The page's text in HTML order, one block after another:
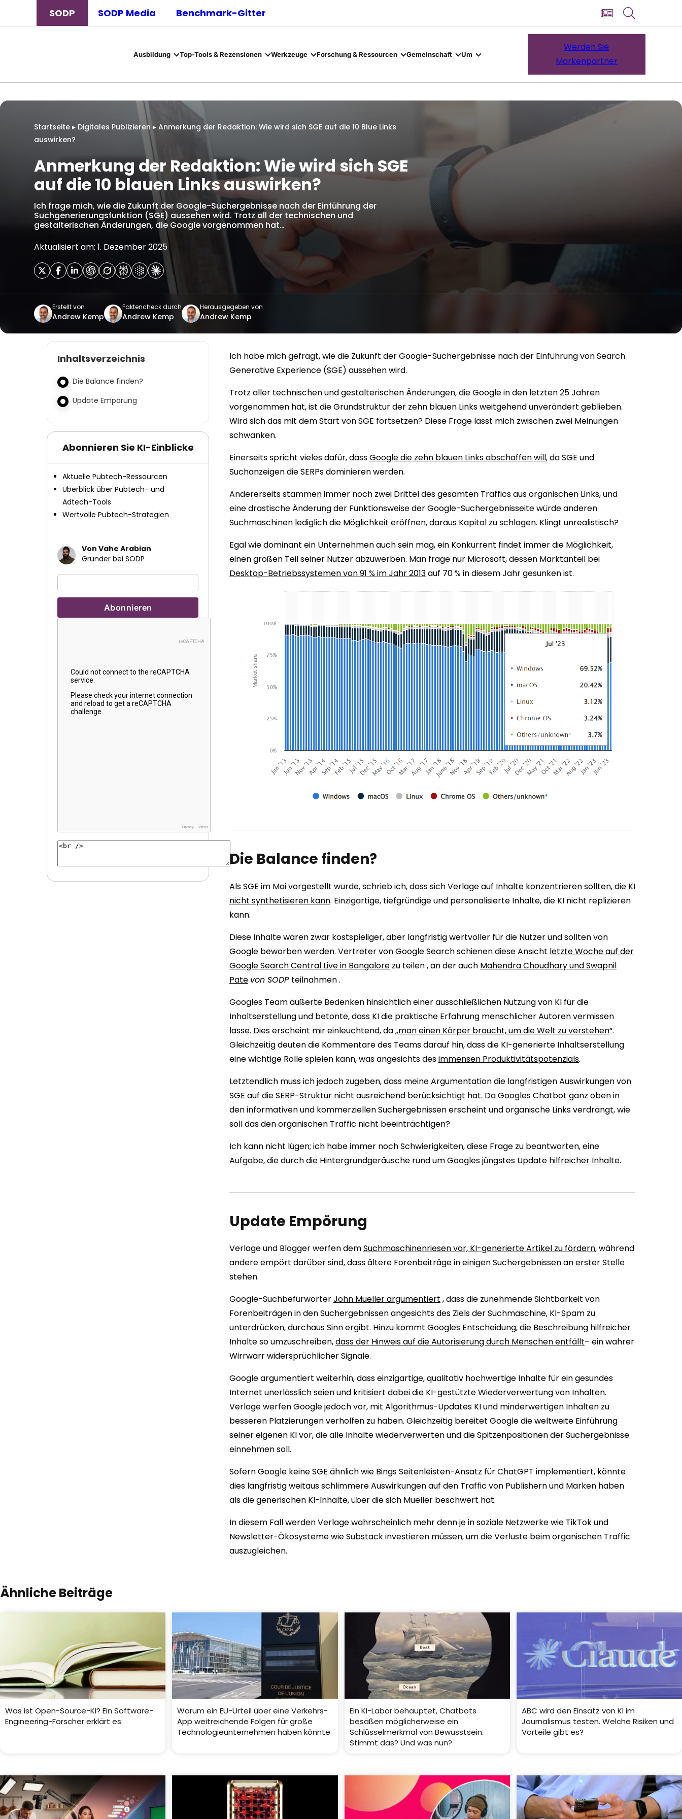
SODP SODP Media Benchmark-Gitter
Ausbildung Top-Tools & Rezensionen Werkzeuge Forschung & Ressourcen Gemeinschaft Um
Werden Sie
Markenpartner
Startseite ▸ Digitales Publizieren ▸ Anmerkung der Redaktion: Wie wird sich SGE auf die 10 Blue Links
auswirken?
Anmerkung der Redaktion: Wie wird sich SGE
auf die 10 blauen Links auswirken?
Ich frage mich, wie die Zukunft der Google-Suchergebnisse nach der Einführung der
Suchgenerierungsfunktion (SGE) aussehen wird. Trotz all der technischen und
gestalterischen Änderungen, die Google vorgenommen hat…
Aktualisiert am: 1. Dezember 2025
Erstellt von
Andrew Kemp
Faktencheck durch
Andrew Kemp
Herausgegeben von
Andrew Kemp
Inhaltsverzeichnis
Die Balance finden?
Update Empörung
Abonnieren Sie KI-Einblicke
Aktuelle Pubtech-Ressourcen
Überblick über Pubtech- und
Adtech-Tools
Wertvolle Pubtech-Strategien
Von Vahe Arabian
Gründer bei SODP
Ich habe mich gefragt, wie die Zukunft der Google-Suchergebnisse nach der Einführung von Search
Generative Experience (SGE) aussehen wird.
Trotz aller technischen und gestalterischen Änderungen, die Google in den letzten 25 Jahren
vorgenommen hat, ist die Grundstruktur der zehn blauen Links weitgehend unverändert geblieben.
Wird sich das mit dem Start von SGE fortsetzen? Diese Frage lässt mich zwischen zwei Meinungen
schwanken.
Einerseits spricht vieles dafür, dassGoogle die zehn blauen Links abschaffen will, da SGE und
Suchanzeigen die SERPs dominieren werden.
Andererseits stammen immer noch zwei Drittel des gesamten Traffics aus organischen Links, und
eine drastische Änderung der Funktionsweise der Google-Suchergebnisseite würde anderen
Suchmaschinen lediglich die Möglichkeit eröffnen, daraus Kapital zu schlagen. Klingt unrealistisch?
Egal wie dominant ein Unternehmen auch sein mag, ein Konkurrent findet immer die Möglichkeit,
einen großen Teil seiner Nutzer abzuwerben. Man frage nur Microsoft, dessen Marktanteil bei
Desktop-Betriebssystemen von 91 % im Jahr 2013auf 70 % in diesem Jahr gesunken ist.
Die Balance finden?
Als SGE im Mai vorgestellt wurde, schrieb ich, dass sich Verlageauf Inhalte konzentrieren sollten, die KI
nicht synthetisieren kann. Einzigartige, tiefgründige und personalisierte Inhalte, die KI nicht replizieren
kann.
Diese Inhalte wären zwar kostspieliger, aber langfristig wertvoller für die Nutzer und sollten von
Google beworben werden. Vertreter von Google Search schienen diese Ansicht letzte Woche auf der
Google Search Central Live in Bangalore zu teilen , an der auch Mahendra Choudhary und Swapnil
Pate von SODP teilnahmen .
Googles Team äußerte Bedenken hinsichtlich einer ausschließlichen Nutzung von KI für die
Inhaltserstellung und betonte, dass KI die praktische Erfahrung menschlicher Autoren vermissen
lasse. Dies erscheint mir einleuchtend, da „man einen Körper braucht, um die Welt zu verstehen“.
Gleichzeitig deuten die Kommentare des Teams darauf hin, dass die KI-generierte Inhaltserstellung
eine wichtige Rolle spielen kann, was angesichts desimmensen Produktivitätspotenzials.
Letztendlich muss ich jedoch zugeben, dass meine Argumentation die langfristigen Auswirkungen von
SGE auf die SERP-Struktur nicht ausreichend berücksichtigt hat. Da Googles Chatbot ganz oben in
den informativen und kommerziellen Suchergebnissen erscheint und organische Links verdrängt, wie
soll das den organischen Traffic nicht beeinträchtigen?
Ich kann nicht lügen; ich habe immer noch Schwierigkeiten, diese Frage zu beantworten, eine
Aufgabe, die durch die Hintergrundgeräusche rund um Googles jüngstes Update hilfreicher Inhalte.
Update Empörung
Verlage und Blogger werfen demSuchmaschinenriesen vor, KI-generierte Artikel zu fördern, während
andere empört darüber sind, dass ältere Forenbeiträge in einigen Suchergebnissen an erster Stelle
stehen.
Google-SuchbefürworterJohn Mueller argumentiert , dass die zunehmende Sichtbarkeit von
Forenbeiträgen in den Suchergebnissen angesichts des Ziels der Suchmaschine, KI-Spam zu
unterdrücken, durchaus Sinn ergibt. Hinzu kommt Googles Entscheidung, die Beschreibung hilfreicher
Inhalte so umzuschreiben,dass der Hinweis auf die Autorisierung durch Menschen entfällt– ein wahrer
Wirrwarr widersprüchlicher Signale.
Google argumentiert weiterhin, dass einzigartige, qualitativ hochwertige Inhalte für ein gesundes
Internet unerlässlich seien und kritisiert dabei die KI-gestützte Wiederverwertung von Inhalten.
Verlage werfen Google jedoch vor, mit Algorithmus-Updates KI und minderwertigen Inhalten zu
besseren Platzierungen verholfen zu haben. Gleichzeitig bereitet Google die weltweite Einführung
seiner eigenen KI vor, die alle Inhalte wiederverwerten und die Spitzenpositionen der Suchergebnisse
einnehmen soll.
Sofern Google keine SGE ähnlich wie Bings Seitenleisten-Ansatz für ChatGPT implementiert, könnte
dies langfristig weitaus schlimmere Auswirkungen auf den Traffic von Publishern und Marken haben
als die generischen KI-Inhalte, über die sich Mueller beschwert hat.
In diesem Fall werden Verlage wahrscheinlich mehr denn je in soziale Netzwerke wie TikTok und
Newsletter-Ökosysteme wie Substack investieren müssen, um die Verluste beim organischen Traffic
auszugleichen.
Ähnliche Beiträge
Was ist Open-Source-KI? Ein Software-
Engineering-Forscher erklärt es
Warum ein EU-Urteil über eine Verkehrs-
App weitreichende Folgen für große
Technologieunternehmen haben könnte
Ein KI-Labor behauptet, Chatbots
besäßen möglicherweise ein
Schlüsselmerkmal von Bewusstsein.
Stimmt das? Und was nun?
ABC wird den Einsatz von KI im
Journalismus testen. Welche Risiken und
Vorteile gibt es?